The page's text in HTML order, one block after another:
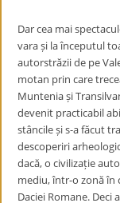
Dar cea mai
vara și la începutul
autorstrăzii de pe
motan prin care
Muntenia și
devenit practicabil
stâncile și s-a făcut
descoperiri
dacă, o civilizație
mediu, într-o zonă în
Daciei Romane.